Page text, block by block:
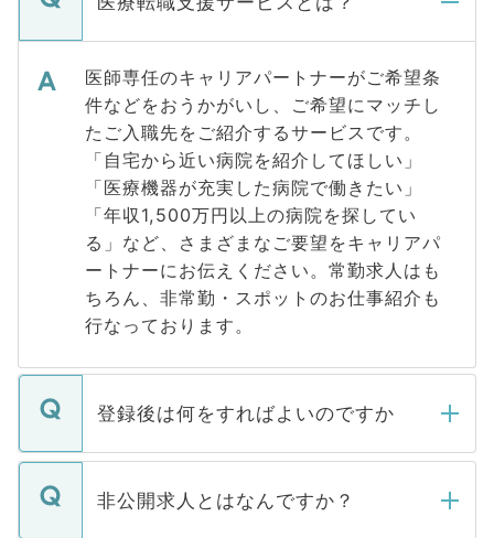
医師専任のキャリアパートナーがご希望条
件などをおうかがいし、ご希望にマッチし
たご入職先をご紹介するサービスです。
「自宅から近い病院を紹介してほしい」
「医療機器が充実した病院で働きたい」
「年収1,500万円以上の病院を探してい
る」など、さまざまなご要望をキャリアパ
ートナーにお伝えください。常勤求人はも
ちろん、非常勤・スポットのお仕事紹介も
行なっております。
登録後は何をすればよいのですか
ご登録いただきましたら、弊社担当者がご
登録内容を確認し、その後メールもしくは
非公開求人とはなんですか？